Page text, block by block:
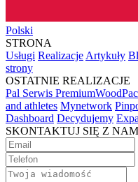
Polski
STRONA
Usługi Realizacje Artykuły
strony
OSTATNIE REALIZACJE
Pal Serwis
and athletes Mynetwork
Dashboard Decydujemy
SKONTAKTUJ SIĘ Z